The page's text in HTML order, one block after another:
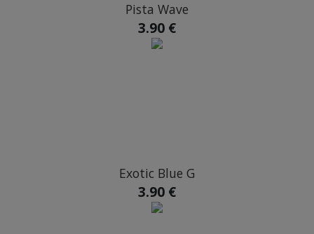
Pista Wave
3.90 €
Exotic Blue G
3.90 €